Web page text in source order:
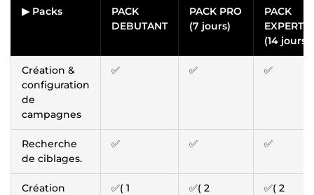
▶ Packs
PACK
DEBUTANT
PACK PRO
(7 jours)
PACK
EXPERT
(14 jours)
Création &
configuration
de
campagnes
✅ ✅ ✅
Recherche
de ciblages.
✅ ✅ ✅
Création
✅( 1
✅( 2
✅( 2